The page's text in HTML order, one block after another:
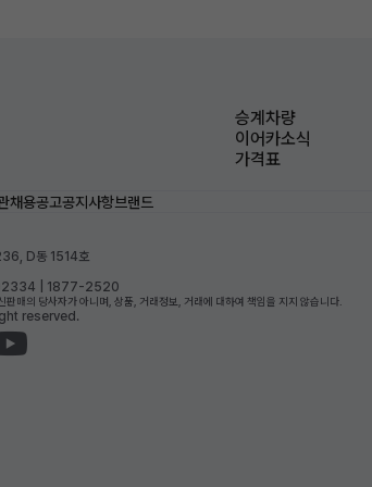
승계차량
이어카소식
가격표
채용공고공지사항브랜드
D동 1514호
| 1877-2520
판매의 당사자가 아니며, 상품, 거래정보, 거래에 대하여 책임을 지지 않습니다.
reserved.